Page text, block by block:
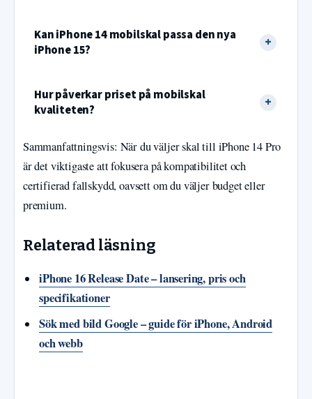
Kan iPhone 14 mobilskal passa den nya
iPhone 15?
Hur påverkar priset på mobilskal
kvaliteten?
Sammanfattningsvis: När du väljer skal till iPhone 14 Pro
är det viktigaste att fokusera på kompatibilitet och
certifierad fallskydd, oavsett om du väljer budget eller
premium.
Relaterad läsning
iPhone 16 Release Date – lansering, pris och
specifikationer
Sök med bild Google – guide för iPhone, Android
och webb